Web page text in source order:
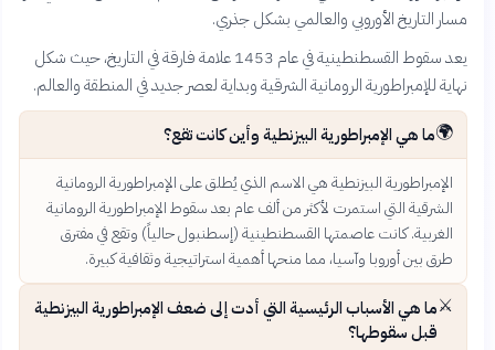
مسار التاريخ الأوروبي والعالمي بشكل جذري.
يعد سقوط القسطنطينية في عام 1453 علامة فارقة في التاريخ، حيث شكل
نهاية للإمبراطورية الرومانية الشرقية وبداية لعصر جديد في المنطقة والعالم.
🌍ما هي الإمبراطورية البيزنطية وأين كانت تقع؟
الإمبراطورية البيزنطية هي الاسم الذي يُطلق على الإمبراطورية الرومانية
الشرقية التي استمرت لأكثر من ألف عام بعد سقوط الإمبراطورية الرومانية
الغربية. كانت عاصمتها القسطنطينية (إسطنبول حالياً) وتقع في مفترق
طرق بين أوروبا وآسيا، مما منحها أهمية استراتيجية وثقافية كبيرة.
⚔️ما هي الأسباب الرئيسية التي أدت إلى ضعف الإمبراطورية البيزنطية
قبل سقوطها؟